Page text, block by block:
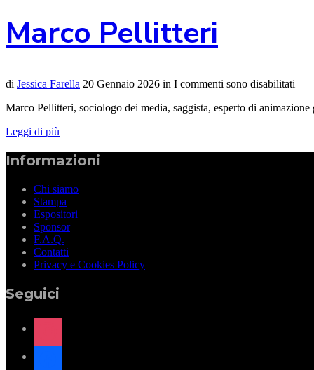
Marco Pellitteri
di Jessica Farella 20 Gennaio 2026 in I commenti sono disabilitati
Marco Pellitteri, sociologo dei media, saggista, esperto di animazione
Leggi di più
Informazioni
Chi siamo
Stampa
Espositori
Sponsor
F.A.Q.
Contatti
Privacy e Cookies Policy
Seguici
instagram
facebook